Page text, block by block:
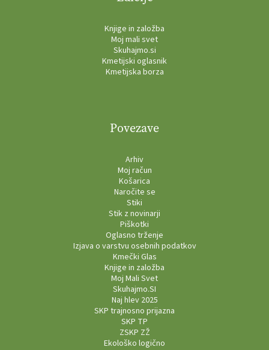
Knjige in založba
Moj mali svet
Skuhajmo.si
Kmetijski oglasnik
Kmetijska borza
Povezave
Arhiv
Moj račun
Košarica
Naročite se
Stiki
Stik z novinarji
Piškotki
Oglasno trženje
Izjava o varstvu osebnih podatkov
Kmečki Glas
Knjige in založba
Moj Mali Svet
Skuhajmo.SI
Naj hlev 2025
SKP trajnosno prijazna
SKP TP
ZSKP ZŽ
Ekološko logično